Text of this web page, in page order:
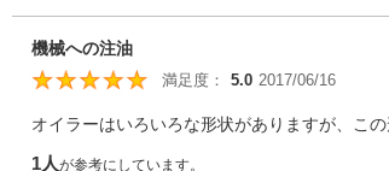
機械への注油
5
満足度： 5.0 2017/06/16
オイラーはいろいろな形状がありますが、こ
1人が参考にしています。